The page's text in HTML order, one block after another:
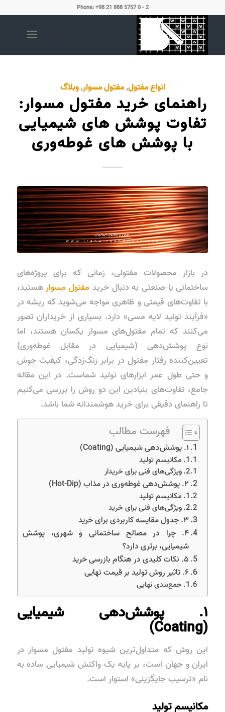
Phone: +98 21 888 5757 0 - 2
انواع مفتول,مفتول مسوار,وبلاگ
راهنمای خرید مفتول مسوار:
تفاوت پوشش های شیمیایی
با پوشش های غوطه‌وری
در بازار محصولات مفتولی، زمانی که برای پروژه‌های
ساختمانی یا صنعتی به دنبال خرید مفتول مسوارهستید،
با تفاوت‌های قیمتی و ظاهری مواجه می‌شوید که ریشه در
«فرآیند تولید لایه مسی» دارد. بسیاری از خریداران تصور
می‌کنند که تمام مفتول‌های مسوار یکسان هستند، اما
نوع پوشش‌دهی (شیمیایی در مقابل غوطه‌وری)
تعیین‌کننده رفتار مفتول در برابر زنگ‌زدگی، کیفیت جوش
و حتی طول عمر ابزارهای تولید شماست. در این مقاله
جامع، تفاوت‌های بنیادین این دو روش را بررسی می‌کنیم
تا راهنمای دقیقی برای خرید هوشمندانه شما باشد.
فهرست مطالب
۱. پوشش‌دهی شیمیایی (Coating)
مکانیسم تولید
ویژگی‌های فنی برای خریدار
۲. پوشش‌دهی غوطه‌وری در مذاب (Hot-Dip)
مکانیسم تولید
ویژگی‌های فنی برای خرید
۳. جدول مقایسه کاربردی برای خرید
۴. چرا در مصالح ساختمانی و شهری، پوشش
شیمیایی، برتری دارد؟
۵. نکات کلیدی در هنگام بازرسی خرید
۶. تاثیر روش تولید بر قیمت نهایی
جمع‌بندی نهایی
۱. پوشش‌دهی شیمیایی
(Coating)
این روش که متداول‌ترین شیوه تولید مفتول مسوار در
ایران و جهان است، بر پایه یک واکنش شیمیایی ساده به
نام «ترسیب جایگزینی» استوار است.
مکانیسم تولید